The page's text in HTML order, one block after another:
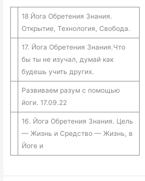
18 Йога Обретения Знания.
Открытие, Технология, Свобода.
17. Йога Обретения Знания.Что
бы ты не изучал, думай как
будешь учить других.
Развиваем разум с помощью
йоги. 17.09.22
16. Йога Обретения Знания. Цель
— Жизнь и Средство — Жизнь, в
Йоге и